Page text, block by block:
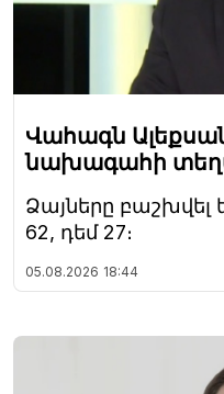
Վահագն
նախագահի
Ձայները բաշխվել
62, դեմ 27։
05.08.2026 18:44